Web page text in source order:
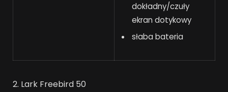
dokładny/czuły
ekran dotykowy
słaba bateria
2. Lark Freebird 50